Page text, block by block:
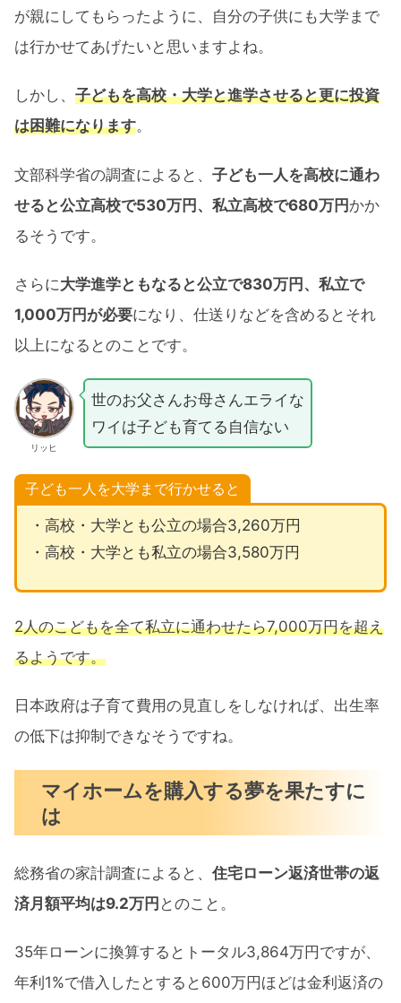
が親にしてもらったように、自分の子供にも大学まで
は行かせてあげたいと思いますよね。
しかし、 子どもを高校・大学と進学させると更に投資
は困難になります。
文部科学省の調査によると、 子ども一人を高校に通わ
せると公立高校で530万円、私立高校で680万円かか
るそうです。
さらに大学進学ともなると公立で830万円、私立で
1,000万円が必要になり、仕送りなどを含めるとそれ
以上になるとのことです。
リッヒ
世のお父さんお母さんエライな
ワイは子ども育てる自信ない
子ども一人を大学まで行かせると
・高校・大学とも公立の場合3,260万円
・高校・大学とも私立の場合3,580万円
2人のこどもを全て私立に通わせたら7,000万円を超え
るようです。
日本政府は子育て費用の見直しをしなければ、出生率
の低下は抑制できなそうですね。
マイホームを購入する夢を果たすに
は
総務省の家計調査によると、 住宅ローン返済世帯の返
済月額平均は9.2万円 とのこと。
35年ローンに換算するとトータル3,864万円ですが、
年利1%で借入したとすると600万円ほどは金利返済の